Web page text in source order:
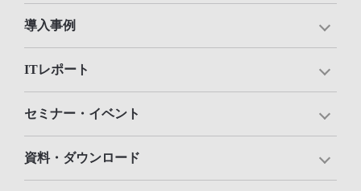
導入事例
ITレポート
セミナー・イベント
資料・ダウンロード